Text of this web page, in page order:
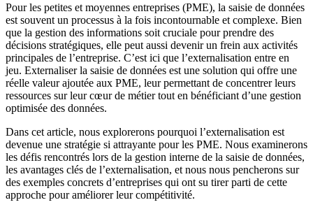
Pour les petites et moyennes entreprises (PME), la saisie de données
est souvent un processus à la fois incontournable et complexe. Bien
que la gestion des informations soit cruciale pour prendre des
décisions stratégiques, elle peut aussi devenir un frein aux activités
principales de l’entreprise. C’est ici que l’externalisation entre en
jeu. Externaliser la saisie de données est une solution qui offre une
réelle valeur ajoutée aux PME, leur permettant de concentrer leurs
ressources sur leur cœur de métier tout en bénéficiant d’une gestion
optimisée des données.
Dans cet article, nous explorerons pourquoi l’externalisation est
devenue une stratégie si attrayante pour les PME. Nous examinerons
les défis rencontrés lors de la gestion interne de la saisie de données,
les avantages clés de l’externalisation, et nous nous pencherons sur
des exemples concrets d’entreprises qui ont su tirer parti de cette
approche pour améliorer leur compétitivité.